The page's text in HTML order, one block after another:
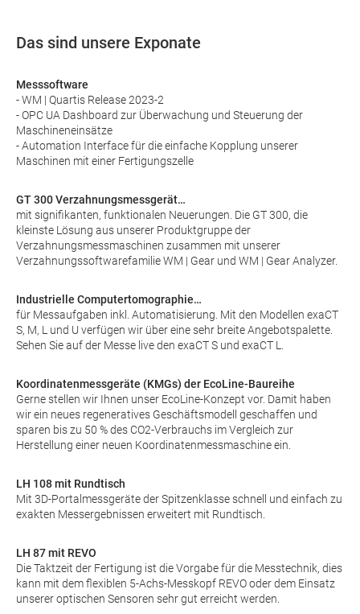
Das sind unsere Exponate
Messsoftware
- WM | Quartis Release 2023-2
- OPC UA Dashboard zur Überwachung und Steuerung der
Maschineneinsätze
- Automation Interface für die einfache Kopplung unserer
Maschinen mit einer Fertigungszelle
GT 300 Verzahnungsmessgerät…
mit signifikanten, funktionalen Neuerungen. Die GT 300, die
kleinste Lösung aus unserer Produktgruppe der
Verzahnungsmessmaschinen zusammen mit unserer
Verzahnungssoftwarefamilie WM | Gear und WM | Gear Analyzer.
Industrielle Computertomographie…
für Messaufgaben inkl. Automatisierung. Mit den Modellen exaCT
S, M, L und U verfügen wir über eine sehr breite Angebotspalette.
Sehen Sie auf der Messe live den exaCT S und exaCT L.
Koordinatenmessgeräte (KMGs) der EcoLine-Baureihe
Gerne stellen wir Ihnen unser EcoLine-Konzept vor. Damit haben
wir ein neues regeneratives Geschäftsmodell geschaffen und
sparen bis zu 50 % des CO2-Verbrauchs im Vergleich zur
Herstellung einer neuen Koordinatenmessmaschine ein.
LH 108 mit Rundtisch
Mit 3D-Portalmessgeräte der Spitzenklasse schnell und einfach zu
exakten Messergebnissen erweitert mit Rundtisch.
LH 87 mit REVO
Die Taktzeit der Fertigung ist die Vorgabe für die Messtechnik, dies
kann mit dem flexiblen 5-Achs-Messkopf REVO oder dem Einsatz
unserer optischen Sensoren sehr gut erreicht werden.